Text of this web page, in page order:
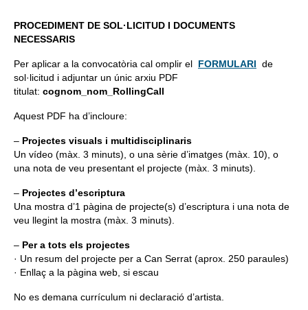
PROCEDIMENT DE SOL·LICITUD I DOCUMENTS
NECESSARIS
Per aplicar a la convocatòria cal omplir el FORMULARI de
sol·licitud i adjuntar un únic arxiu PDF
titulat: cognom_nom_RollingCall
Aquest PDF ha d’incloure:
– Projectes visuals i multidisciplinaris
Un vídeo (màx. 3 minuts), o una sèrie d’imatges (màx. 10), o
una nota de veu presentant el projecte (màx. 3 minuts).
– Projectes d’escriptura
Una mostra d’1 pàgina de projecte(s) d’escriptura i una nota de
veu llegint la mostra (màx. 3 minuts).
– Per a tots els projectes
· Un resum del projecte per a Can Serrat (aprox. 250 paraules)
· Enllaç a la pàgina web, si escau
No es demana currículum ni declaració d’artista.